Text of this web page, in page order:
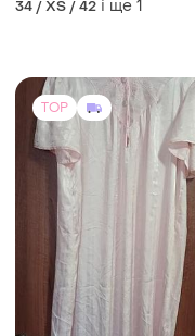
34 / XS / 42 і ще 1
TOP